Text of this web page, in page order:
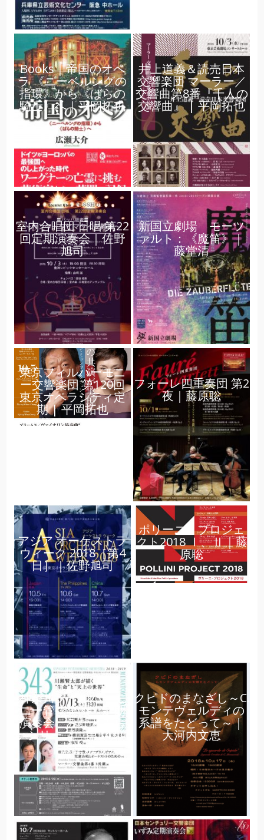
Books｜帝国のオペ
ラ 《ニーベルングの
指環》から《ばらの
騎士》へ｜平岡拓也
井上道義＆読売日本
交響楽団 マーラー／
交響曲第8番『千人の
交響曲』 | 平岡拓也
室内合唱団 日唱 第22
回定期演奏会｜佐野
旭司
新国立劇場 モーツ
ァルト：《魔笛》｜
藤堂清
東京フィルハーモニ
ー交響楽団 第120回
東京オペラシティ定
期 | 平岡拓也
フォーレ四重奏団 第2
夜｜藤原聡
アジア オーケストラ
ウィーク 2018［第4
日］｜佐野旭司
ポリーニ・プロジェ
クト2018 Ⅰ、Ⅱ｜藤
原聡
神奈川フィルハーモ
ニー管弦楽団 定期
演奏会 みなとみら
いシリーズ 第343回
｜藤堂清
クピドのまなざし～C.
モンテヴェルディの
系譜をたどって～｜
大河内文恵